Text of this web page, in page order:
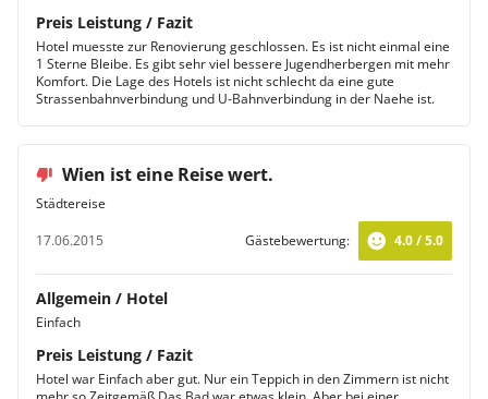
Preis Leistung / Fazit
Hotel muesste zur Renovierung geschlossen. Es ist nicht einmal eine
1 Sterne Bleibe. Es gibt sehr viel bessere Jugendherbergen mit mehr
Komfort. Die Lage des Hotels ist nicht schlecht da eine gute
Strassenbahnverbindung und U-Bahnverbindung in der Naehe ist.
Wien ist eine Reise wert.
Städtereise
17.06.2015
Gästebewertung: 4.0 / 5.0
Allgemein / Hotel
Einfach
Preis Leistung / Fazit
Hotel war Einfach aber gut. Nur ein Teppich in den Zimmern ist nicht